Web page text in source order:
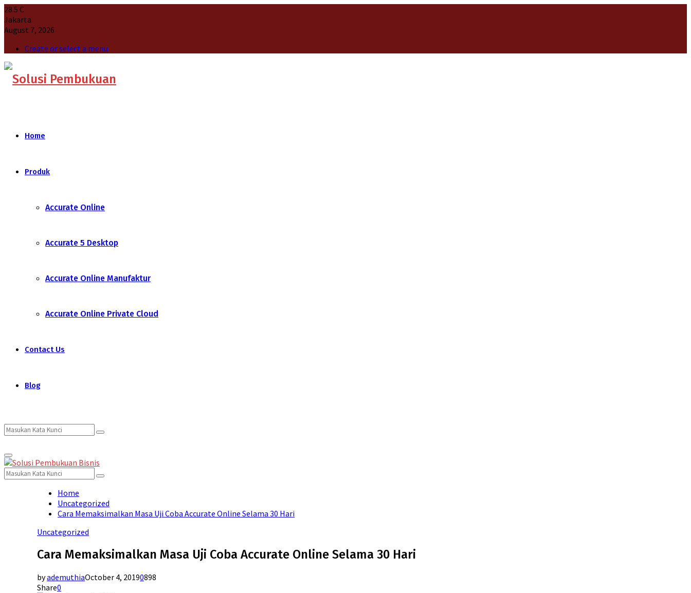
28.5 C
Jakarta
August 7, 2026
Create or select a menu
Home
Produk
Accurate Online
Accurate 5 Desktop
Accurate Online Manufaktur
Accurate Online Private Cloud
Contact Us
Blog
Search
for:
Search
Primary
Menu
Search
for:
Search
Home
Uncategorized
Cara Memaksimalkan Masa Uji Coba Accurate Online Selama 30 Hari
Uncategorized
Cara Memaksimalkan Masa Uji Coba Accurate Online Selama 30 Hari
byademuthiaOctober 4, 20190898
Share0